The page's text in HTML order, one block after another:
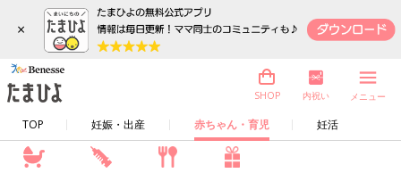
×
TOP 妊娠・出産 赤ちゃん・育児 妊活
SHOP 内祝い メニュー